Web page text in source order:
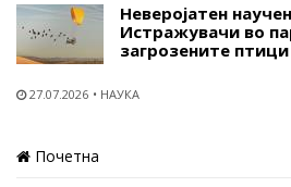
Неверојатен
Истражувачи во
загрозените
27.07.2026 НАУКА
Почетна